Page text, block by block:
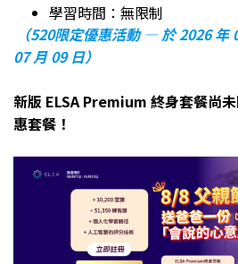
學習時間：無限制
（520限定優惠活動 — 於 2026 年
07 月 09 日）
新版 ELSA Premium 終身套餐尚
惠套餐！